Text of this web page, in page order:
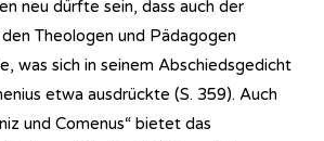
neu dürfte sein, dass auch der
Theologen und Pädagogen
was sich in seinem Abschiedsgedicht
etwa ausdrückte (S. 359). Auch
und Comenus“ bietet das